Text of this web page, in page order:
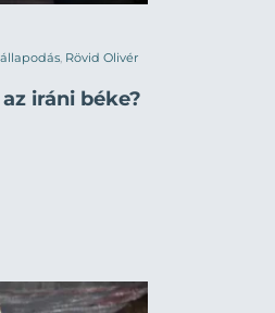
Rövid Olivér
iráni béke?